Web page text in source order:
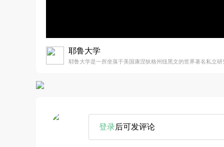
耶鲁大学
耶鲁大学是一所坐落于美国康涅狄格州纽黑文的世界著名私立研
登录后可发评论